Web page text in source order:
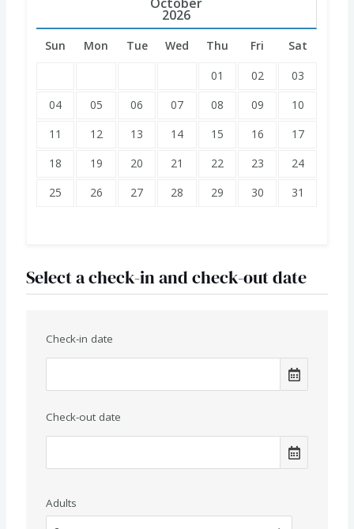
2026
Sun Mon Tue Wed Thu Fri
Sat
01
02
03
04
05 06 07 08 09
10
11
12 13 14 15 16
17
18
19 20 21 22 23
24
25
26 27 28 29 30 31
Select a check-in and check-out date
Check-in date
Check-out date
Adults